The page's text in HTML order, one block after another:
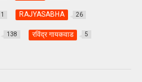
1 RAJYASABHA 26
138 रविंद्र गायकवाड 5